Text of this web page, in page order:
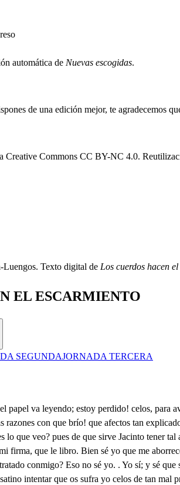
automática de Nuevas escogidas.
de una edición mejor, te agradecemos
Creative Commons CC BY-NC 4.0.
Texto digital de Los cuerdos hacen
EL ESCARMIENTO
SEGUNDAJORNADA TERCERA
baldio. No lo será si yo puedo. Mas no podrás. Qué ruido es este, que de estas flores está profavando el sitio? Entre vosotros contienda? Mi padre aquí? ya no vivo. Cloriando aquí? yo estoi muerto Mas sea la industria mi abrigo: si señor, que aquel papel; con que turbación me ánimo, A estándole yo leyendo, grosero, y descomedido, Jacinto me le ha quitado. Hh hecho muy bien Jacinto (aquí me valga lo cuerdo. que en los años he aprendido, y témpleme la pasión de aquesta nieve lo frío, que en la barba, y el cabello traigo en blancos remolinos. Que Jacinto te quitase ese papel, se lo estimo; porque en sus letras conozca tu inocencia o tu delito. Porque mi intención no es darle (bien que me angustió al decirlo a un mancebo tan honrado, y de linaje tan limpio, mujer aunque mi hija sea, que manche su lustre antiguo: quién te dio aquese papel? Negarlo todo es preciso. . a mi nadie: yo estoy muerta. . Pues como a tus manos vinoa Que he de decirientre esos sauces le hallé. . Y has sabido, quién es el dueño? . Yo no. Sin vida estoy; y tú has visto Jacinto lo que contiene? No señor. . Muerto lo digo; pues ve leyendo, y saldremos los dos de este laberinto. O que infelices que tiene aqueste amor los principios! . Versos parece que son según los renglones miro; dice de aquesta manera. 4. . A quien no tuviere oídos. ̱ . Si no os hubiera mirado no penara; pero tampoco os mirara. Piuviera a Dios se muriera antes que la hubiera visto. En pocas palabras mucho aqueste galán ha dicho; que bien fingen los discretos! Adelante. . Ya prosigo: Del miraros los enojos. mi vida tienen perdida, mas perdiera más mi vida sino os miraran mis ojos. . Vino en gustosas cadenas, y habiendo yo a este lugar venido solo a pasar, p todo lo que paso es penas; Y aunque viven de ansia llenas, el estuviera en peor estado, si no os hubiera mirado. Por las señas que de sí da aqueste galán tan fino, no puede ser si no ese estudiante que ha venido aquí a pasar sus estudios. Viven los cielos Dininos, hija infiel. . Estoy sin mí, que os reportéis os mplico, mirad que no tengo culpa. ̱. No es tan feliz mi destino. . Por ventura, ese papel trae para mí